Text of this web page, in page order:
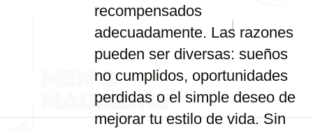
recompensados
adecuadamente. Las razones
pueden ser diversas: sueños
no cumplidos, oportunidades
perdidas o el simple deseo de
mejorar tu estilo de vida. Sin